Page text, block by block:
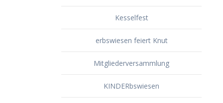
Kesselfest
erbswiesen feiert Knut
Mitgliederversammlung
KINDERbswiesen